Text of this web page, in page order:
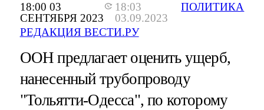
18:00 03
СЕНТЯБРЯ 2023
18:03
03.09.2023
РЕДАКЦИЯ ВЕСТИ.РУ
ПОЛИТИКА
ООН предлагает оценить ущерб,
нанесенный трубопроводу
"Тольятти-Одесса", по которому